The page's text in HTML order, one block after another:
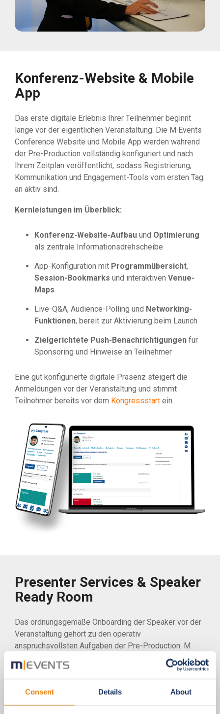
Consent Details About
Konferenz-Website & Mobile
App
Das erste digitale Erlebnis Ihrer Teilnehmer beginnt
lange vor der eigentlichen Veranstaltung. Die M Events
Conference Website und Mobile App werden während
der Pre-Production vollständig konfiguriert und nach
Ihrem Zeitplan veröffentlicht, sodass Registrierung,
Kommunikation und Engagement-Tools vom ersten Tag
an aktiv sind.
Kernleistungen im Überblick:
Konferenz-Website-Aufbau und Optimierung
als zentrale Informationsdrehscheibe
App-Konfiguration mit Programmübersicht,
Session-Bookmarks und interaktiven Venue-
Maps
Live-Q&A, Audience-Polling und Networking-
Funktionen, bereit zur Aktivierung beim Launch
Zielgerichtete Push-Benachrichtigungen für
Sponsoring und Hinweise an Teilnehmer
Eine gut konfigurierte digitale Präsenz steigert die
Anmeldungen vor der Veranstaltung und stimmt
Teilnehmer bereits vor dem Kongressstart ein.
Presenter Services & Speaker
Ready Room
Das ordnungsgemäße Onboarding der Speaker vor der
Veranstaltung gehört zu den operativ
anspruchsvollsten Aufgaben der Pre-Production. M
Vorbereitungsprozess, vom Remote-Content-Upload
selbstbewusst anreist und Sessions ohne Probleme
starten.